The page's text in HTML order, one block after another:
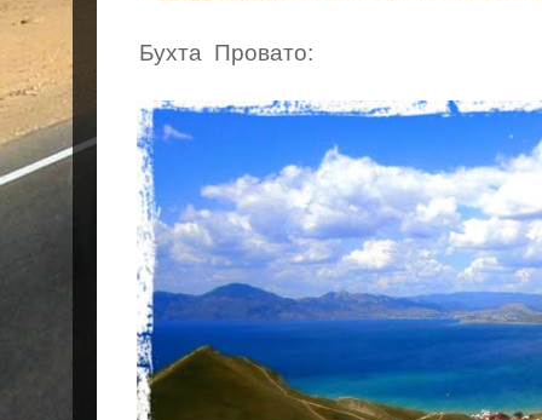
Бухта Провато: